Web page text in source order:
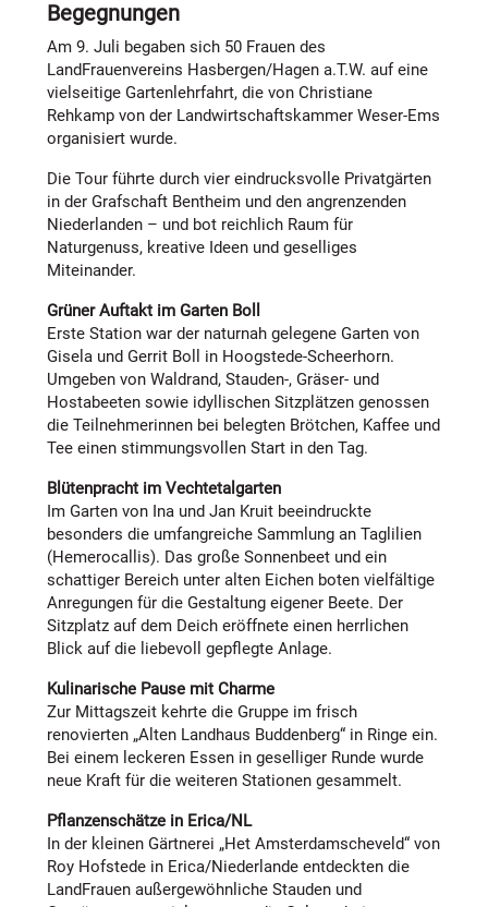
Save the date!
Der nächste Treffpunkt Niedermark findet am Montag,
11. August um 15 Uhr im Gustav-Görsmann-Haus
(GGH) statt. Das Treffpunkt-Team lädt zu einem
geselligen Nachmittag mit Kaffee, Kaltgetränken und
einer Überraschung ein. Der Malteser Hilfsdienst steht
für den Fahrdienst bereit. Anmeldungen nimmt Klaus
Glasmeyer, Telefon 05405-7170, entgegen.
Begegnungen
Am 9. Juli begaben sich 50 Frauen des
LandFrauenvereins Hasbergen/Hagen a.T.W. auf eine
vielseitige Gartenlehrfahrt, die von Christiane
Rehkamp von der Landwirtschaftskammer Weser-Ems
organisiert wurde.
Die Tour führte durch vier eindrucksvolle Privatgärten
in der Grafschaft Bentheim und den angrenzenden
Niederlanden – und bot reichlich Raum für
Naturgenuss, kreative Ideen und geselliges
Miteinander.
Grüner Auftakt im Garten Boll
Erste Station war der naturnah gelegene Garten von
Gisela und Gerrit Boll in Hoogstede-Scheerhorn.
Umgeben von Waldrand, Stauden-, Gräser- und
Hostabeeten sowie idyllischen Sitzplätzen genossen
die Teilnehmerinnen bei belegten Brötchen, Kaffee und
Tee einen stimmungsvollen Start in den Tag.
Blütenpracht im Vechtetalgarten
Im Garten von Ina und Jan Kruit beeindruckte
besonders die umfangreiche Sammlung an Taglilien
(Hemerocallis). Das große Sonnenbeet und ein
schattiger Bereich unter alten Eichen boten vielfältige
Anregungen für die Gestaltung eigener Beete. Der
Sitzplatz auf dem Deich eröffnete einen herrlichen
Blick auf die liebevoll gepflegte Anlage.
Kulinarische Pause mit Charme
Zur Mittagszeit kehrte die Gruppe im frisch
renovierten „Alten Landhaus Buddenberg“ in Ringe ein.
Bei einem leckeren Essen in geselliger Runde wurde
neue Kraft für die weiteren Stationen gesammelt.
Pflanzenschätze in Erica/NL
In der kleinen Gärtnerei „Het Amsterdamscheveld“ von
Roy Hofstede in Erica/Niederlande entdeckten die
LandFrauen außergewöhnliche Stauden und